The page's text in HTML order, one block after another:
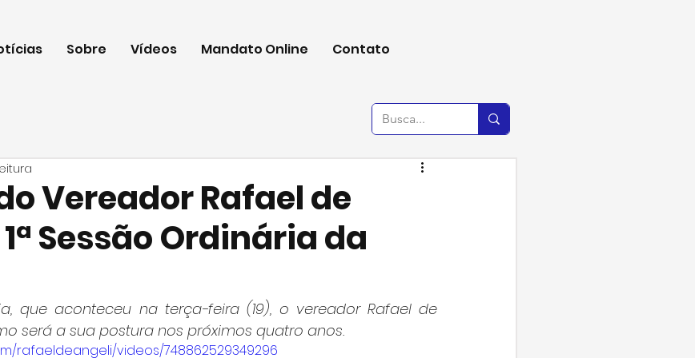
Sobre Vídeos Mandato Online Contato
Vereador Rafael de
Sessão Ordinária da
que aconteceu na terça-feira (19), o vereador Rafael de
será a sua postura nos próximos quatro anos.
rafaeldeangeli/videos/748862529349296